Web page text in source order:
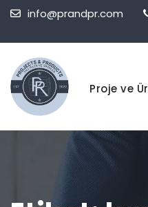
info@prandpr.com
Proje ve